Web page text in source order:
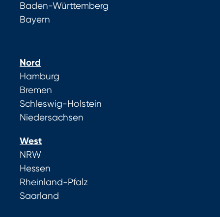
Baden-Württemberg
Bayern
Nord
Hamburg
Bremen
Schleswig-Holstein
Niedersachsen
West
NRW
Hessen
Rheinland-Pfalz
Saarland